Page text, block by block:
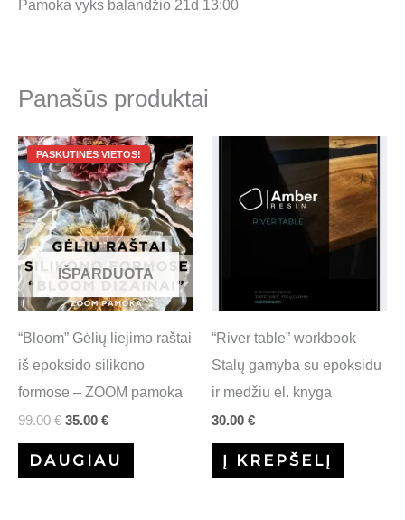
Pamoka vyks balandžio 21d 13:00
Panašūs produktai
IŠPARDUOTA
“Bloom” Gėlių liejimo raštai
iš epoksido silikono
formose – ZOOM pamoka
99.00€
Original
price
was:
99.00 €.
35.00 €
Current
price
is:
35.00 €.
DAUGIAU
“River table” workbook
Stalų gamyba su epoksidu
ir medžiu el. knyga
30.00 €
Į KREPŠELĮ